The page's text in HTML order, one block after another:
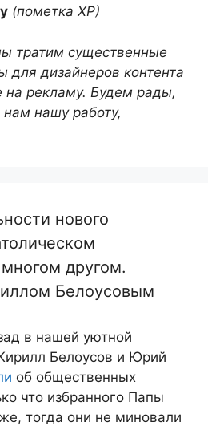
(пометка ХР)
тратим существенные
для дизайнеров контента
на рекламу. Будем рады,
нашу работу,
нового
другом.
Белоусовым
в нашей уютной
Белоусов и Юрий
об общественных
что избранного Папы
тогда они не миновали